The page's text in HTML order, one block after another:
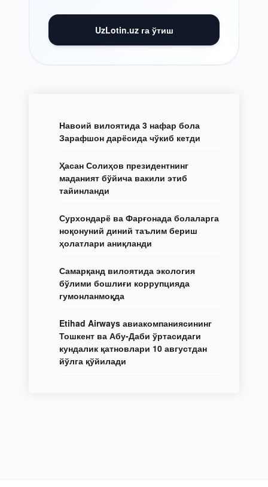
UzLotin.uz га ўтиш
Навоий вилоятида 3 нафар бола
Зарафшон дарёсида чўкиб кетди
Ҳасан Солиҳов президентнинг
маданият бўйича вакили этиб
тайинланди
Сурхондарё ва Фарғонада болаларга
ноқонуний диний таълим бериш
ҳолатлари аниқланди
Самарқанд вилоятида экология
бўлими бошлиғи коррупцияда
гумонланмоқда
Etihad Airways авиакомпаниясининг
Тошкент ва Абу-Даби ўртасидаги
кундалик қатновлари 10 августдан
йўлга қўйилади